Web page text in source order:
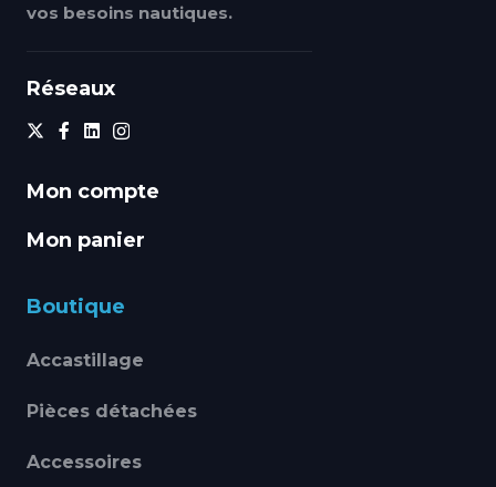
vos besoins nautiques.
Réseaux
Mon compte
Mon panier
Boutique
Accastillage
Pièces détachées
Accessoires